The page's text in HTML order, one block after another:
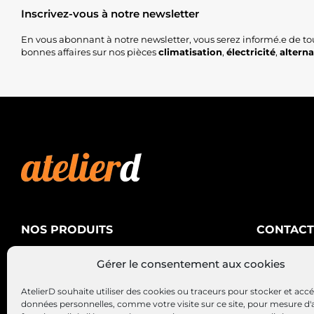
Gérer le consentement aux cookies
AtelierD souhaite utiliser des cookies ou traceurs pour stocker et
données personnelles, comme votre visite sur ce site, pour mesure
Inscrivez-vous à notre newsletter
En vous abonnant à notre newsletter, vous serez informé.e de
bonnes affaires sur nos piècesclimatisation, électricité,
NOS PRODUITS
Alternateurs – Démarreurs
CONTACT
AtelierD
88200
03 29 22 34